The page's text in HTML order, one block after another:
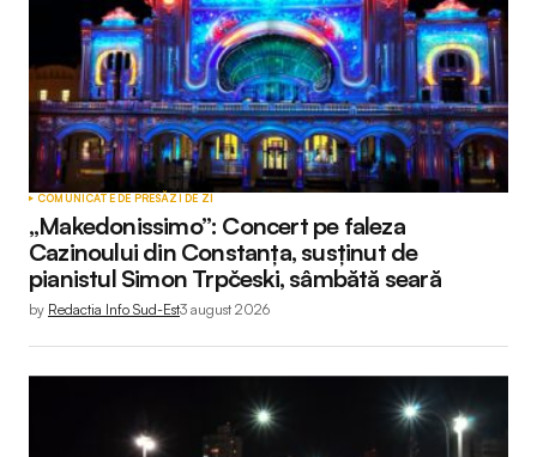
COMUNICATE DE PRESĂZI DE ZI
„Makedonissimo”: Concert pe faleza
Cazinoului din Constanța, susținut de
pianistul Simon Trpčeski, sâmbătă seară
by Redactia Info Sud-Est3 august 2026